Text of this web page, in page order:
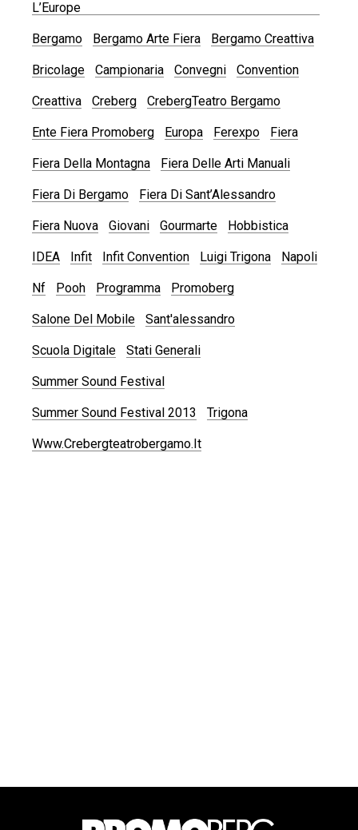
L’Europe
Bergamo Bergamo Arte Fiera Bergamo Creattiva
Bricolage Campionaria Convegni Convention
Creattiva Creberg CrebergTeatro Bergamo
Ente Fiera Promoberg Europa Ferexpo Fiera
Fiera Della Montagna Fiera Delle Arti Manuali
Fiera Di Bergamo Fiera Di Sant’Alessandro
Fiera Nuova Giovani Gourmarte Hobbistica
IDEA Infit Infit Convention Luigi Trigona Napoli
Nf Pooh Programma Promoberg
Salone Del Mobile Sant'alessandro
Scuola Digitale Stati Generali
Summer Sound Festival
Summer Sound Festival 2013 Trigona
Www.crebergteatrobergamo.it